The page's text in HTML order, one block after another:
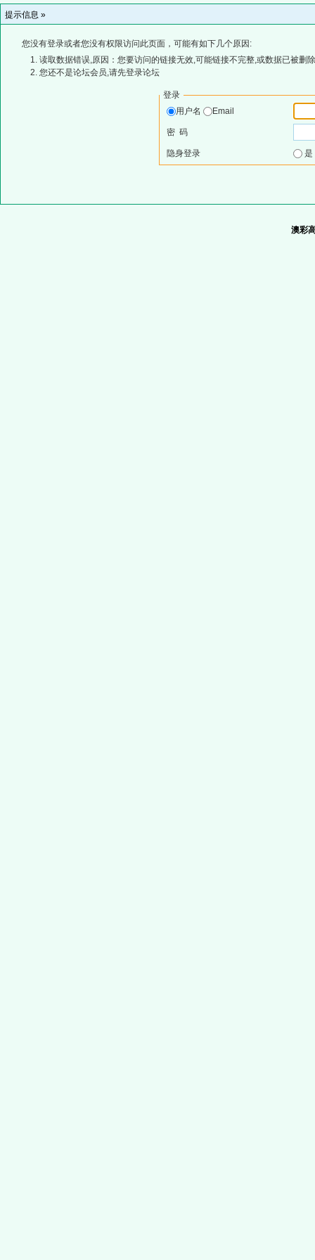
提示信息 »
您没有登录或者您没有权限访问此页面，可能有如下几个原因:
读取数据错误,原因：您要访问的链接无效,可能链接不完整,或数据已被删
您还不是论坛会员,请先登录论坛
登录
用户名
Email
密 码
隐身登录
澳彩